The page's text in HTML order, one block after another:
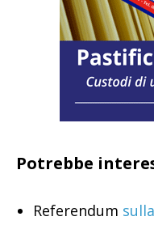
Potrebbe
Referendum